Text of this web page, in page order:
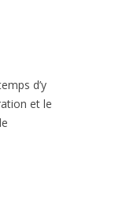
d’y
et le